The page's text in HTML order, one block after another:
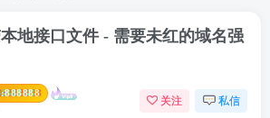
地接口文件 - 需要未红的域名强
888888
关注 私信